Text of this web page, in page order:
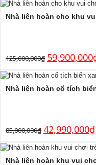
Nhà liên hoàn cho khu
125,000,000₫ 59,900,000
Nhà liên hoàn cổ tích
85,000,000₫ 42,990,000₫
Nhà liên hoàn khu vui